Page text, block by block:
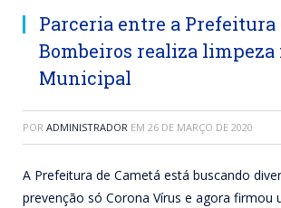
Parceria entre a Prefeitura
Bombeiros realiza limpeza
Municipal
POR ADMINISTRADOR EM 26 DE MARÇO DE 2020
A Prefeitura de Cametá está buscando
prevenção só Corona Vírus e agora firmou